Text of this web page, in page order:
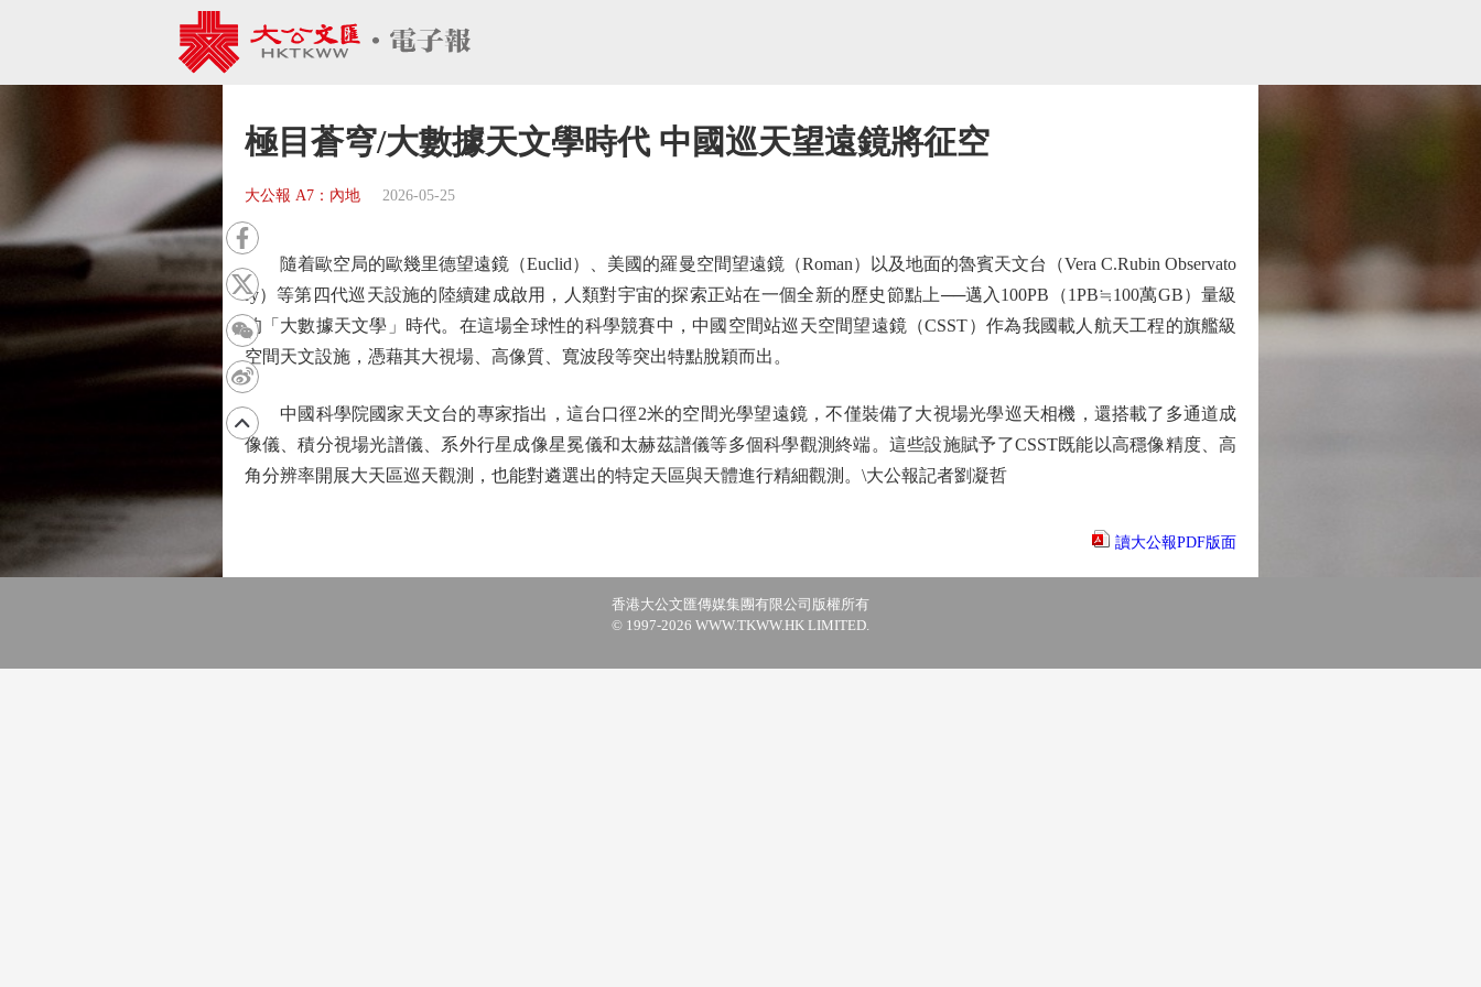
極目蒼穹/大數據天文學時代 中國巡天望遠鏡將征空
大公報 A7：內地 2026-05-25
隨着歐空局的歐幾里德望遠鏡（Euclid）、美國的羅曼空間望遠鏡（Roman）以及地面的魯賓天文台（Vera C.Rubin Observato
ry）等第四代巡天設施的陸續建成啟用，人類對宇宙的探索正站在一個全新的歷史節點上──邁入100PB（1PB≒100萬GB）量級
的「大數據天文學」時代。在這場全球性的科學競賽中，中國空間站巡天空間望遠鏡（CSST）作為我國載人航天工程的旗艦級
空間天文設施，憑藉其大視場、高像質、寬波段等突出特點脫穎而出。
中國科學院國家天文台的專家指出，這台口徑2米的空間光學望遠鏡，不僅裝備了大視場光學巡天相機，還搭載了多通道成
像儀、積分視場光譜儀、系外行星成像星冕儀和太赫茲譜儀等多個科學觀測終端。這些設施賦予了CSST既能以高穩像精度、高
角分辨率開展大天區巡天觀測，也能對遴選出的特定天區與天體進行精細觀測。\大公報記者劉凝哲
讀大公報PDF版面
香港大公文匯傳媒集團有限公司版權所有
© 1997-2026 WWW.TKWW.HK LIMITED.